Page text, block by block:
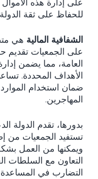
على إدارة هذه
للحفاظ على ثقة
الشفافية المالية هي
على الجمعيات تقديم
العامة، مما يضمن
الأهداف المحددة.
ضمان استخدام
المهاجرين.
بدورها، تقدم الدولة
تستفيد الجمعيات من
ويمكنها من العمل
التعاون مع السلطات
التضارب في المساعدة